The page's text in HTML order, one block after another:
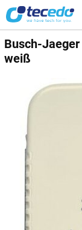
Busch-Jaeger
weiß